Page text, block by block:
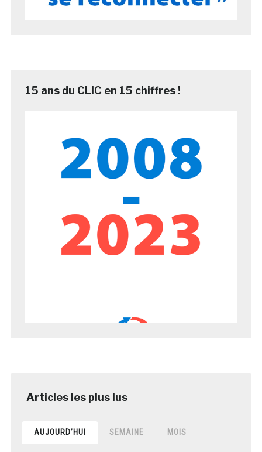
15 ans du CLIC en 15 chiffres !
AUJOURD’HUI SEMAINE MOIS